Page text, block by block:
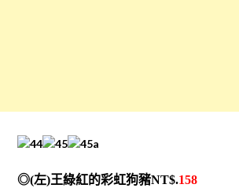
◎(左)王綠紅的彩虹狗豬NT$.158